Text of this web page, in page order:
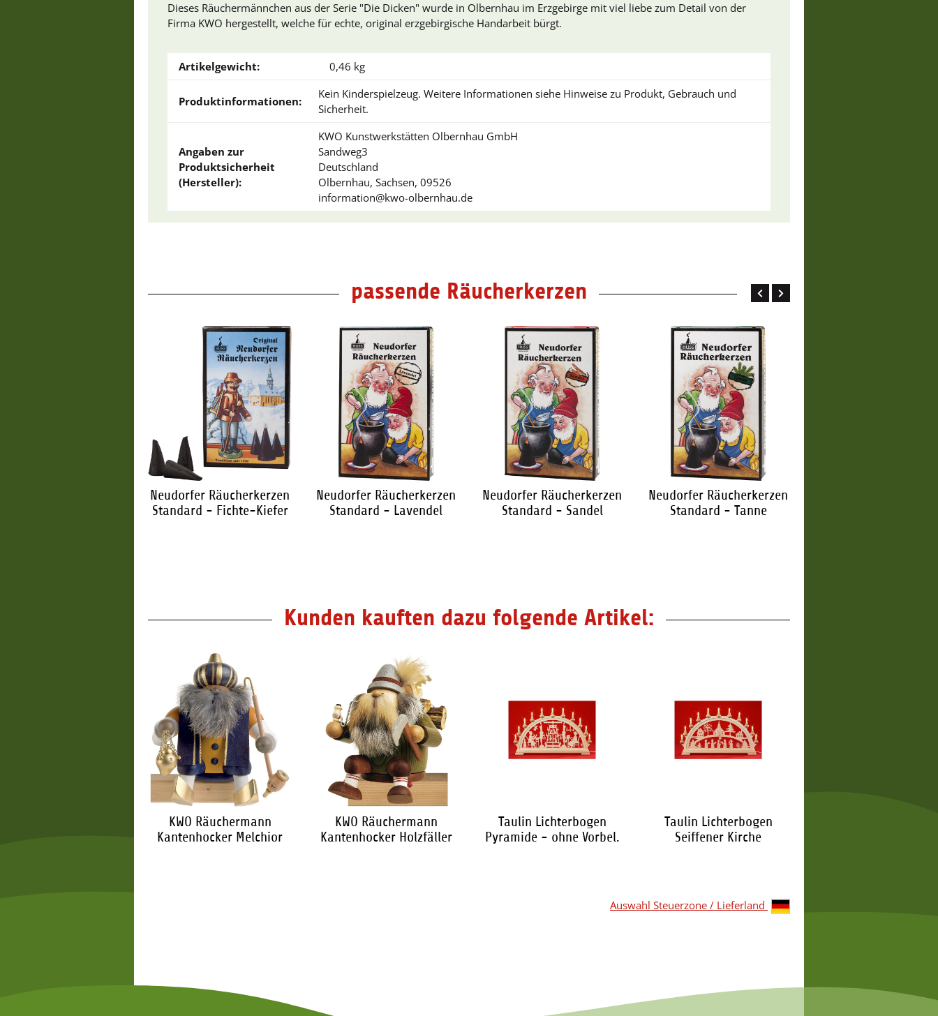
Dieses Räuchermännchen aus der Serie "Die Dicken" wurde in Olbernhau im Erzgebirge mit viel liebe zum Detail von der
Firma KWO hergestellt, welche für echte, original erzgebirgische Handarbeit bürgt.
Artikelgewicht: 0,46 kg
Produktinformationen:
Kein Kinderspielzeug. Weitere Informationen siehe Hinweise zu Produkt, Gebrauch und
Sicherheit.
Angaben zur
Produktsicherheit
(Hersteller):
KWO Kunstwerkstätten Olbernhau GmbH
Sandweg3
Deutschland
Olbernhau, Sachsen, 09526
information@kwo-olbernhau.de
passende Räucherkerzen
Neudorfer Räucherkerzen
Standard - Fichte-Kiefer
Neudorfer Räucherkerzen
Standard - Lavendel
Neudorfer Räucherkerzen
Standard - Sandel
Neudorfer Räucherkerzen
Standard - Tanne
Kunden kauften dazu folgende Artikel:
KWO Räuchermann
Kantenhocker Melchior
KWO Räuchermann
Kantenhocker Holzfäller
Taulin Lichterbogen
Pyramide - ohne Vorbel.
Taulin Lichterbogen
Seiffener Kirche
Auswahl Steuerzone / Lieferland